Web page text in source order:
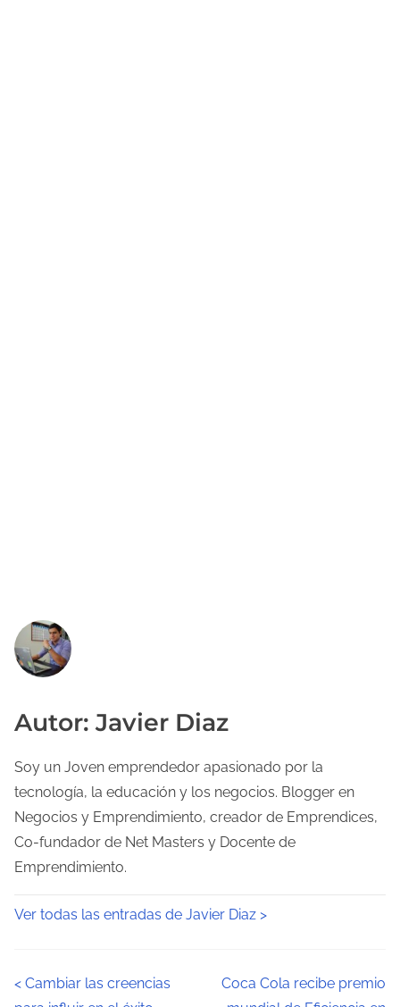
Autor: Javier Diaz
Soy un Joven emprendedor apasionado por la
tecnología, la educación y los negocios. Blogger en
Negocios y Emprendimiento, creador de Emprendices,
Co-fundador de Net Masters y Docente de
Emprendimiento.
Ver todas las entradas de Javier Diaz >
N
< Cambiar las creencias
Coca Cola recibe premio